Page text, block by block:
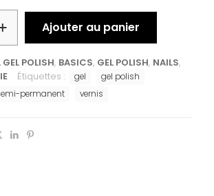
Ajouter au panier
GEL POLISH, BASICS, GEL POLISH, NAILS,
Étiquettes : gel
gel polish
permanent vernis